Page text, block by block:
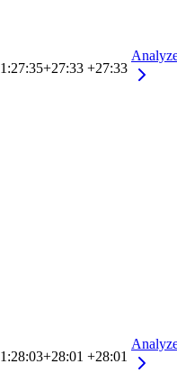
1:27:35+27:33 +27:33
1:28:03+28:01 +28:01